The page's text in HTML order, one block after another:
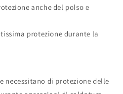
anche del polso e
protezione durante la
necessitano di protezione delle